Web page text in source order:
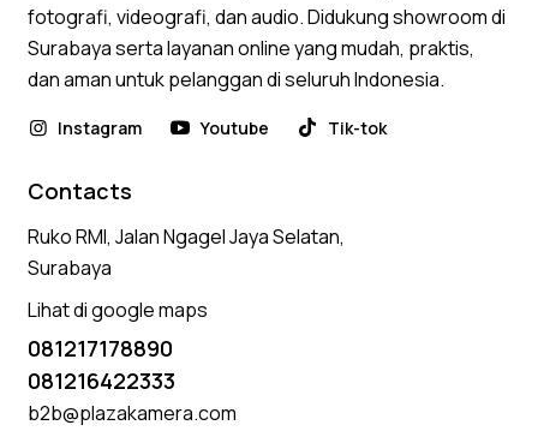
fotografi, videografi, dan audio. Didukung showroom di
Surabaya serta layanan online yang mudah, praktis,
dan aman untuk pelanggan di seluruh Indonesia.
Instagram Youtube Tik-tok
Contacts
Ruko RMI, Jalan Ngagel Jaya Selatan,
Surabaya
Lihat di google maps
081217178890
081216422333
b2b@plazakamera.com